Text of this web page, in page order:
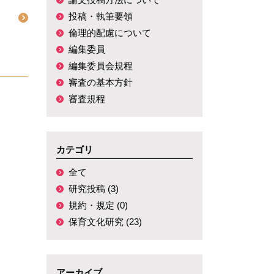
投稿・執筆要領
倫理的配慮について
編集委員
編集委員会規程
審査の基本方針
審査規程
カテゴリ
全て
研究投稿 (3)
規約・規定 (0)
保育文化研究 (23)